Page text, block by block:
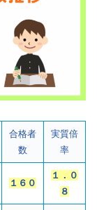
合格者
数
実質倍
率
１６０
１．０
８